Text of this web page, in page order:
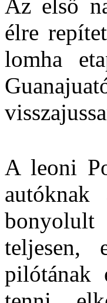
Az első
élre
lomha
A leoni
autóknak
bonyolult
teljesen,
pilótának